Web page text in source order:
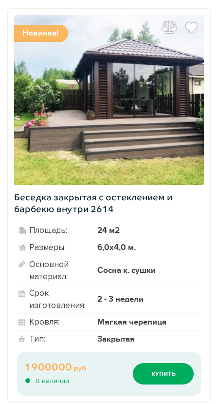
Новинка!
Беседка закрытая с остеклением и
барбекю внутри 2614
Площадь: 24 м2
Размеры: 6,0х4,0 м.
Основной
материал:
Сосна к. сушки
Срок
изготовления:
2 - 3 недели
Кровля: Мягкая черепица
Тип: Закрытая
В наличии
1900000 руб
КУПИТЬ